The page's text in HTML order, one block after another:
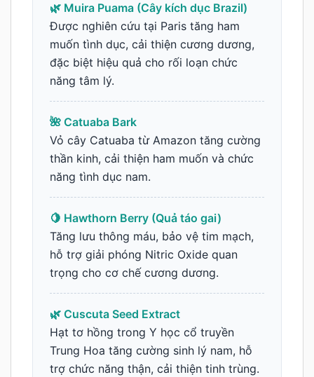
🌿 Muira Puama (Cây kích dục Brazil)
Được nghiên cứu tại Paris tăng ham
muốn tình dục, cải thiện cương dương,
đặc biệt hiệu quả cho rối loạn chức
năng tâm lý.
🌺 Catuaba Bark
Vỏ cây Catuaba từ Amazon tăng cường
thần kinh, cải thiện ham muốn và chức
năng tình dục nam.
🍋 Hawthorn Berry (Quả táo gai)
Tăng lưu thông máu, bảo vệ tim mạch,
hỗ trợ giải phóng Nitric Oxide quan
trọng cho cơ chế cương dương.
🌿 Cuscuta Seed Extract
Hạt tơ hồng trong Y học cổ truyền
Trung Hoa tăng cường sinh lý nam, hỗ
trợ chức năng thận, cải thiện tinh trùng.